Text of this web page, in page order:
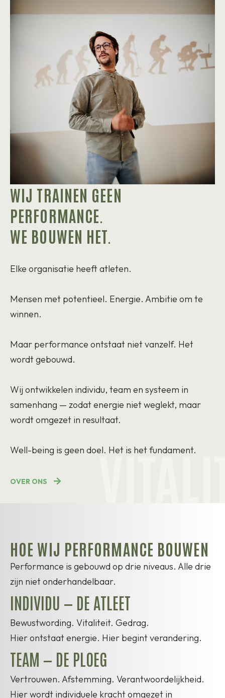
WIJ TRAINEN GEEN
PERFORMANCE.
WE BOUWEN HET.
Elke organisatie heeft atleten.
Mensen met potentieel. Energie. Ambitie om te
winnen.
Maar performance ontstaat niet vanzelf. Het
wordt gebouwd.
Wij ontwikkelen individu, team en systeem in
samenhang — zodat energie niet weglekt, maar
wordt omgezet in resultaat.
Well-being is geen doel. Het is het fundament.
OVER ONS
HOE WIJ PERFORMANCE BOUWEN
Performance is gebouwd op drie niveaus. Alle drie
zijn niet onderhandelbaar.
INDIVIDU — DE ATLEET
Bewustwording. Vitaliteit. Gedrag.
Hier ontstaat energie. Hier begint verandering.
TEAM — DE PLOEG
Vertrouwen. Afstemming. Verantwoordelijkheid.
Hier wordt individuele kracht omgezet in